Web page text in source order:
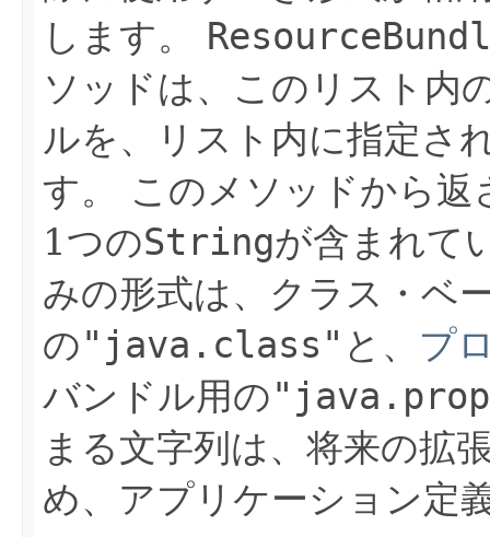
します。
ソッドは、このリスト内
ルを、リスト内に指定さ
す。
このメソッドから
1つのStringが含まれて
みの形式は、クラス・ベ
の"java.class" と、 プ
バンドル用の
まる文字列は、将来の拡
め、アプリケーション定